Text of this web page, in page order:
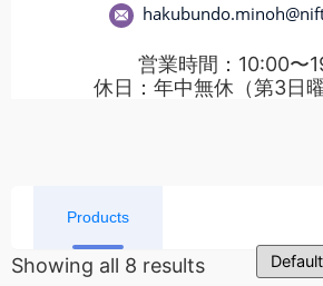
営業時間：10:00〜
休日：年中無休（第3日曜
Products
Showing all 8 results